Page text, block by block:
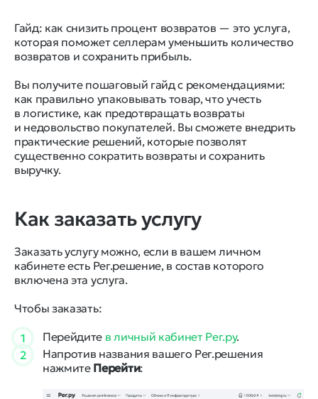
Гайд: как снизить процент возвратов — это услуга,
которая поможет селлерам уменьшить количество
возвратов и сохранить прибыль.
Вы получите пошаговый гайд с рекомендациями:
как правильно упаковывать товар, что учесть
в логистике, как предотвращать возвраты
и недовольство покупателей. Вы сможете внедрить
практические решений, которые позволят
существенно сократить возвраты и сохранить
выручку.
Как заказать услугу
Заказать услугу можно, если в вашем личном
кабинете есть Рег.решение, в состав которого
включена эта услуга.
Чтобы заказать:
1 Перейдите в личный кабинет Рег.ру.
2
Напротив названия вашего Рег.решения
нажмите Перейти: